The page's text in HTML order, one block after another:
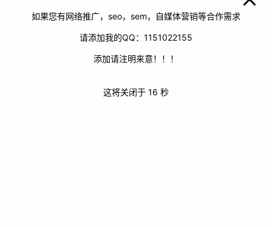
的概念，它依托数字技术、网络技术等现代信息技术，通过
互联网、无线通信网等渠道，以及电脑、手机等终端，向用
社交平台、平台等，具有传播速度快、信息量大、覆盖范围
是普通大众通过网络等途径向外发布他们本身的事实和新闻
如果您有网络推广，seo，sem，自媒体营销等合作需求
请添加我的QQ：1151022155
添加请注明来意！！！
这将关闭于 16 秒